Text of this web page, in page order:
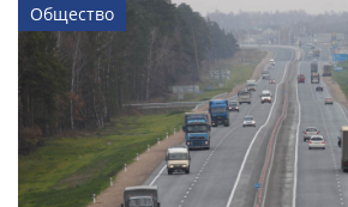
Общество